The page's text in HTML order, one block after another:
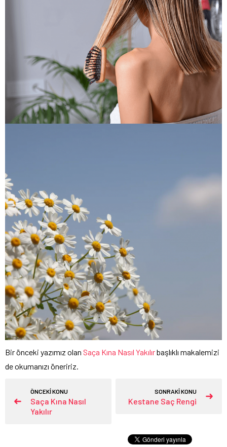
Bir önceki yazımız olan Saça Kına Nasıl Yakılırbaşlıklı makalemizi
de okumanızı öneririz.
ÖNCEKİ KONU
Saça Kına Nasıl
Yakılır
SONRAKİ KONU
Kestane Saç Rengi